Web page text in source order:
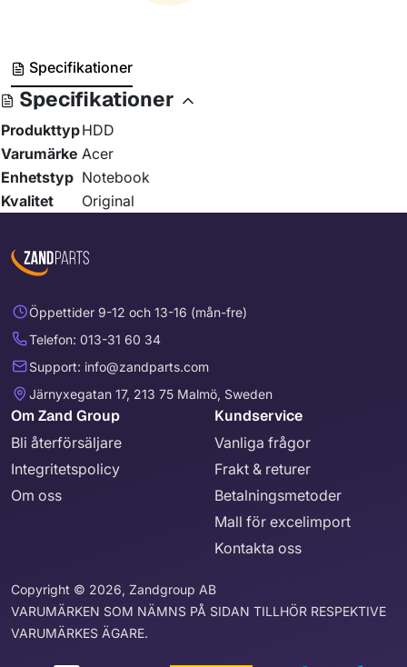
Specifikationer
Specifikationer
ProdukttypHDD
Varumärke Acer
Enhetstyp Notebook
Kvalitet
Original
Öppettider 9-12 och 13-16 (mån-fre)
Telefon: 013-31 60 34
Support: info@zandparts.com
Järnyxegatan 17, 213 75 Malmö, Sweden
Om Zand Group
Bli återförsäljare
Integritetspolicy
Om oss
Kundservice
Vanliga frågor
Frakt & returer
Betalningsmetoder
Mall för excelimport
Kontakta oss
Copyright © 2026, Zandgroup AB
VARUMÄRKEN SOM NÄMNS PÅ SIDAN TILLHÖR RESPEKTIVE
VARUMÄRKES ÄGARE.